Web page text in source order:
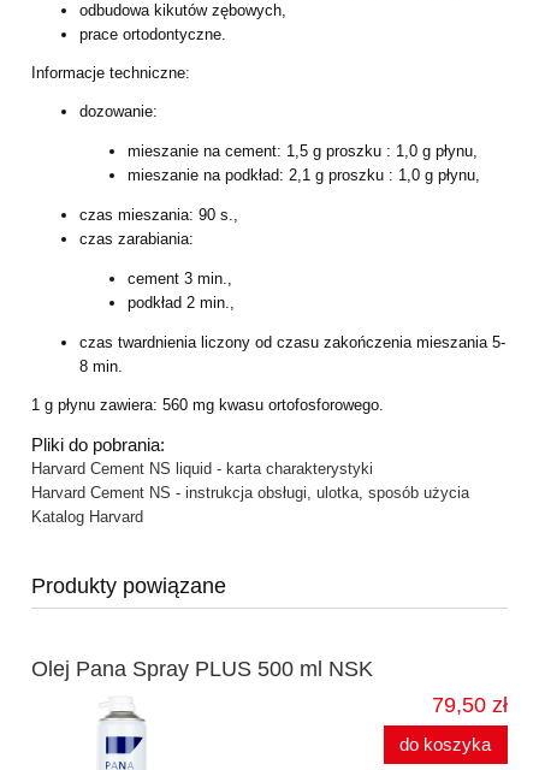
odbudowa kikutów zębowych,
prace ortodontyczne.
Informacje techniczne:
dozowanie:
mieszanie na cement: 1,5 g proszku : 1,0 g płynu,
mieszanie na podkład: 2,1 g proszku : 1,0 g płynu,
czas mieszania: 90 s.,
czas zarabiania:
cement 3 min.,
podkład 2 min.,
czas twardnienia liczony od czasu zakończenia mieszania 5-
8 min.
1 g płynu zawiera: 560 mg kwasu ortofosforowego.
Pliki do pobrania:
Harvard Cement NS liquid - karta charakterystyki
Harvard Cement NS - instrukcja obsługi, ulotka, sposób użycia
Katalog Harvard
Produkty powiązane
Olej Pana Spray PLUS 500 ml NSK
79,50 zł
do koszyka